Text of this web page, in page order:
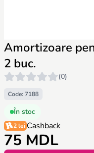
Amortizoare
2 buc.
(0)
Code: 7188
În stoc
2 lei Cashback
75 MDL